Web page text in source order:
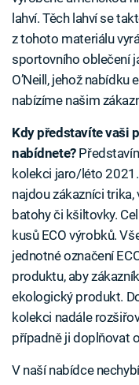
lahví. Těch lahví se
z tohoto materiálu
sportovního oblečení
O’Neill, jehož
nabízíme našim
Kdy představíte vaši
nabídnete?
kolekci jaro/léto
najdou zákazníci
batohy či kšiltovky.
kusů ECO výrobků.
jednotné označení
produktu, aby
ekologický produkt.
kolekci nadále
případně ji doplňovat
V naší nabídce